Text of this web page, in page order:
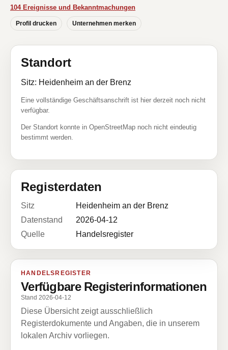
104 Ereignisse und Bekanntmachungen
Profil drucken Unternehmen merken
Standort
Sitz: Heidenheim an der Brenz
Eine vollständige Geschäftsanschrift ist hier derzeit noch nicht
verfügbar.
Der Standort konnte in OpenStreetMap noch nicht eindeutig
bestimmt werden.
Registerdaten
Sitz
Heidenheim an der Brenz
Datenstand
2026-04-12
Quelle
Handelsregister
HANDELSREGISTER
Verfügbare Registerinformationen
Stand 2026-04-12
Diese Übersicht zeigt ausschließlich
Registerdokumente und Angaben, die in unserem
lokalen Archiv vorliegen.